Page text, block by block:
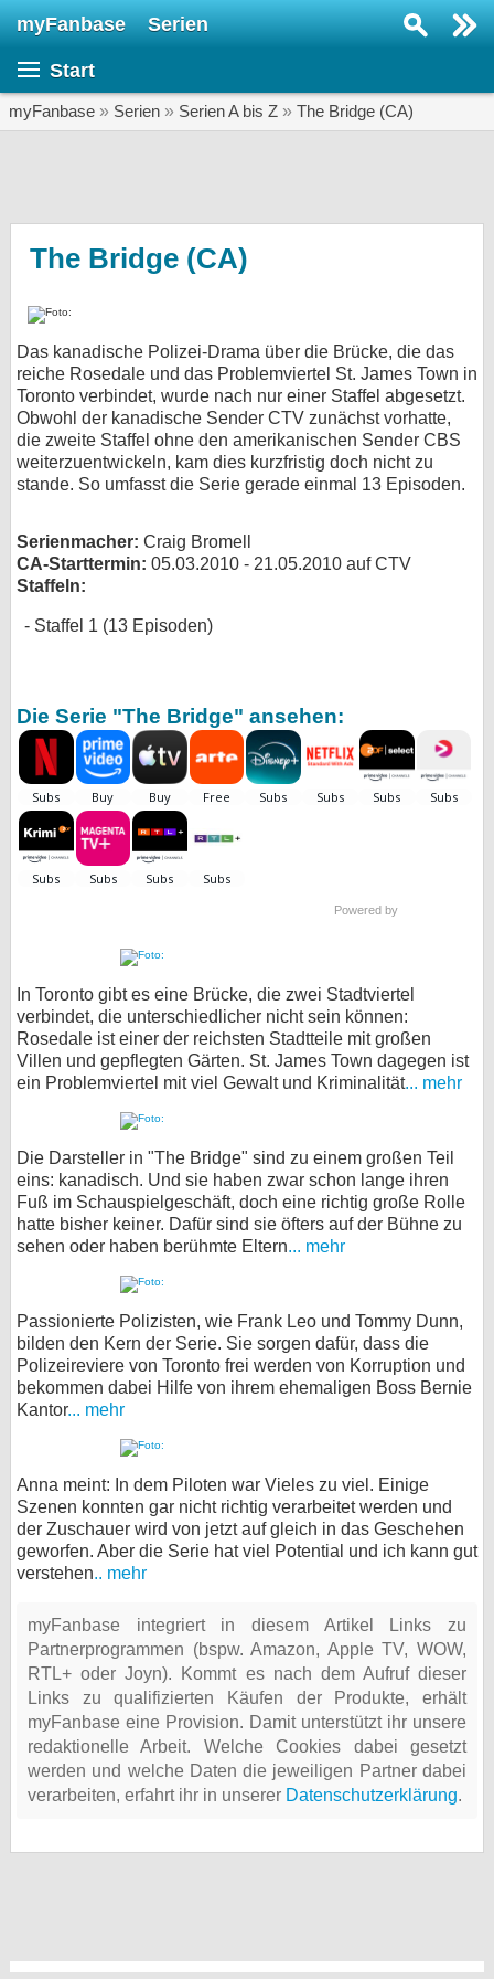
myFanbase Serien
Start
myFanbase » Serien » Serien A bis Z » The Bridge (CA)
The Bridge (CA)
Das kanadische Polizei-Drama über die Brücke, die das
reiche Rosedale und das Problemviertel St. James Town in
Toronto verbindet, wurde nach nur einer Staffel abgesetzt.
Obwohl der kanadische Sender CTV zunächst vorhatte,
die zweite Staffel ohne den amerikanischen Sender CBS
weiterzuentwickeln, kam dies kurzfristig doch nicht zu
stande. So umfasst die Serie gerade einmal 13 Episoden.
Serienmacher: Craig Bromell
CA-Starttermin: 05.03.2010 - 21.05.2010 auf CTV
Staffeln:
Staffel 1 (13 Episoden)
Die Serie "The Bridge" ansehen:
Powered by
In Toronto gibt es eine Brücke, die zwei Stadtviertel
verbindet, die unterschiedlicher nicht sein können:
Rosedale ist einer der reichsten Stadtteile mit großen
Villen und gepflegten Gärten. St. James Town dagegen ist
ein Problemviertel mit viel Gewalt und Kriminalität... mehr
Die Darsteller in "The Bridge" sind zu einem großen Teil
eins: kanadisch. Und sie haben zwar schon lange ihren
Fuß im Schauspielgeschäft, doch eine richtig große Rolle
hatte bisher keiner. Dafür sind sie öfters auf der Bühne zu
sehen oder haben berühmte Eltern... mehr
Passionierte Polizisten, wie Frank Leo und Tommy Dunn,
bilden den Kern der Serie. Sie sorgen dafür, dass die
Polizeireviere von Toronto frei werden von Korruption und
bekommen dabei Hilfe von ihrem ehemaligen Boss Bernie
Kantor... mehr
Anna meint: In dem Piloten war Vieles zu viel. Einige
Szenen konnten gar nicht richtig verarbeitet werden und
der Zuschauer wird von jetzt auf gleich in das Geschehen
geworfen. Aber die Serie hat viel Potential und ich kann gut
verstehen.. mehr
myFanbase integriert in diesem Artikel Links zu
Partnerprogrammen (bspw. Amazon, Apple TV, WOW,
RTL+ oder Joyn). Kommt es nach dem Aufruf dieser
Links zu qualifizierten Käufen der Produkte, erhält
myFanbase eine Provision. Damit unterstützt ihr unsere
redaktionelle Arbeit. Welche Cookies dabei gesetzt
werden und welche Daten die jeweiligen Partner dabei
verarbeiten, erfahrt ihr in unserer Datenschutzerklärung.
SERIEN
Specials
SERVICE
Gewinnspiele
Forum
bei Facebook
Datenschutz
Cookie-Einstellungen
Impressum
Desktop-Ansicht